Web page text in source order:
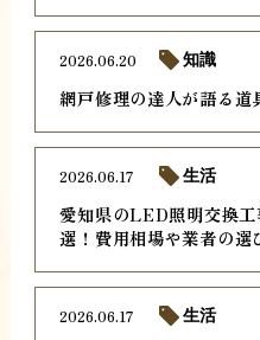
網戸修理の達人が語る
2026.06.20 知識
愛知県のLED照明交換
選！費用相場や業者の選
2026.06.17 生活
2026.06.17 生活